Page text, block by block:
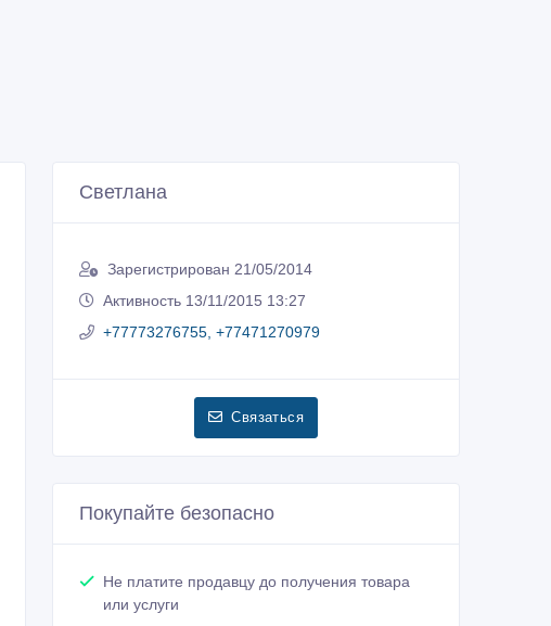
Светлана
Зарегистрирован 21/05/2014
Активность 13/11/2015 13:27
+77773276755, +77471270979
Связаться
Покупайте безопасно
Не платите продавцу до получения товара
или услуги